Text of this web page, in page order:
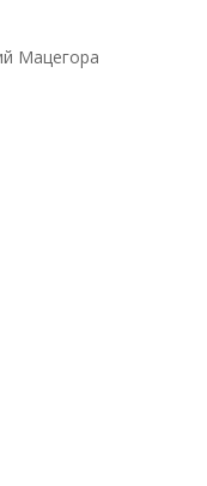
Мацегора